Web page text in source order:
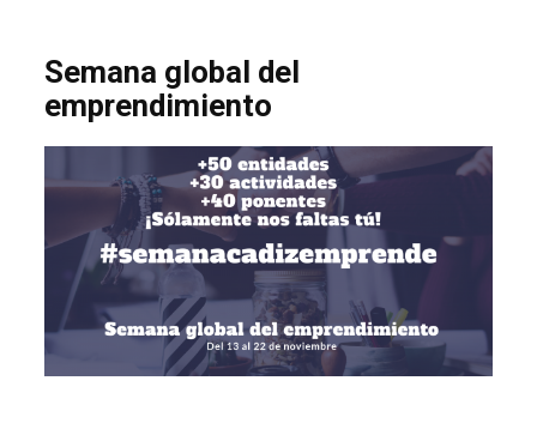
Semana global del
emprendimiento